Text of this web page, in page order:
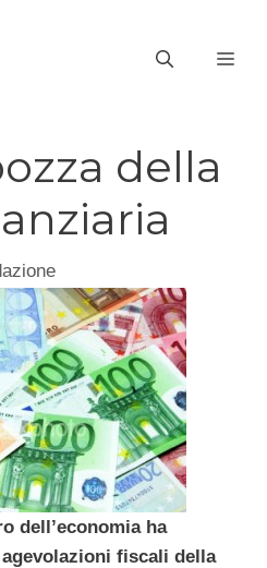
della
dell’economia ha
fiscali della